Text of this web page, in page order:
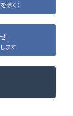
除く）
ます